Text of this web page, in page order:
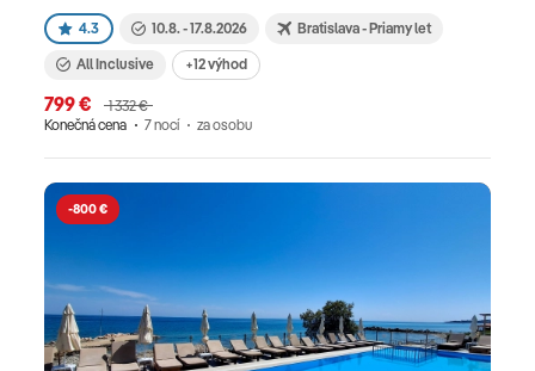
4.3 10.8. - 17.8.2026 Bratislava - Priamy let
All Inclusive +12 výhod
799 €
1 332 €
Konečná cena
7 nocí za osobu
-800 €